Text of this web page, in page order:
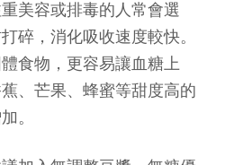
美容或排毒的人常會選
碎，消化吸收速度較快。
食物，更容易讓血糖上
、芒果、蜂蜜等甜度高的
。